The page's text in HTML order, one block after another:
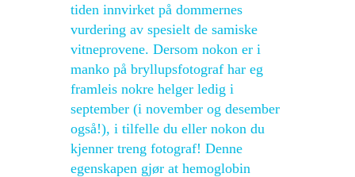
tiden innvirket på dommernes
vurdering av spesielt de samiske
vitneprovene. Dersom nokon er i
manko på bryllupsfotograf har eg
framleis nokre helger ledig i
september (i november og desember
også!), i tilfelle du eller nokon du
kjenner treng fotograf! Denne
egenskapen gjør at hemoglobin